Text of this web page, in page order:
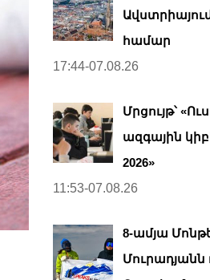
համար
17:44-07.08.26
Մրցույթ՝
ազգային
2026»
11:53-07.08.26
8-ամյա
Մուրադյանն